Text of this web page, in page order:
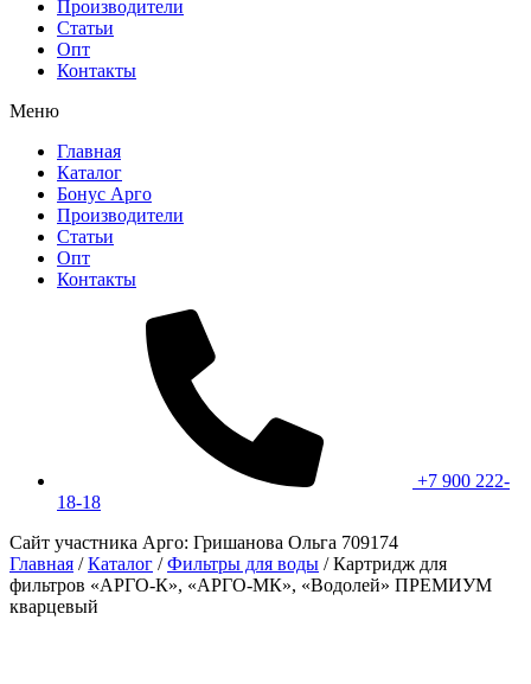
Производители
Статьи
Опт
Контакты
Меню
Главная
Каталог
Бонус Арго
Производители
Статьи
Опт
Контакты
+7 900 222-
18-18
Сайт участника Арго: Гришанова Ольга 709174
Главная / Каталог / Фильтры для воды / Картридж для
фильтров «АРГО-К», «АРГО-МК», «Водолей» ПРЕМИУМ
кварцевый